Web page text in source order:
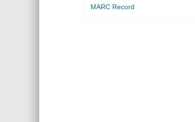
MARC Record